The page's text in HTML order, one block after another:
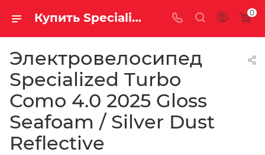
Купить Specialized Turbo Como 4.0 2025 Gloss Seafoam / Silver Dust Reflective за рублей, а со скидкой 484 100 руб. 0
Электровелосипед
Specialized Turbo
Como 4.0 2025 Gloss
Seafoam / Silver Dust
Reflective